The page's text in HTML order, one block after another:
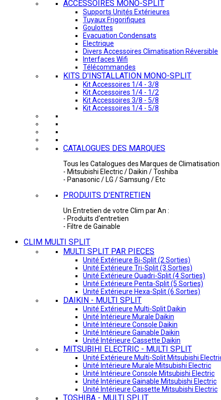
ACCESSOIRES MONO-SPLIT
Supports Unités Extérieures
Tuyaux Frigorifiques
Goulottes
Evacuation Condensats
Electrique
Divers Accessoires Climatisation Réversible
Interfaces Wifi
Télécommandes
KITS D'INSTALLATION MONO-SPLIT
Kit Accessoires 1/4 - 3/8
Kit Accessoires 1/4 - 1/2
Kit Accessoires 3/8 - 5/8
Kit Accessoires 1/4 - 5/8
CATALOGUES DES MARQUES
Tous les Catalogues des Marques de Climatisation
- Mitsubishi Electric / Daikin / Toshiba
- Panasonic / LG / Samsung / Etc
PRODUITS D'ENTRETIEN
Un Entretien de votre Clim par An :
- Produits d'entretien
- Filtre de Gainable
CLIM MULTI SPLIT
MULTI SPLIT PAR PIECES
Unité Extérieure Bi-Split (2 Sorties)
Unité Extérieure Tri-Split (3 Sorties)
Unité Extérieure Quadri-Split (4 Sorties)
Unité Extérieure Penta-Split (5 Sorties)
Unité Extérieure Hexa-Split (6 Sorties)
DAIKIN - MULTI SPLIT
Unité Extérieure Multi-Split Daikin
Unité Intérieure Murale Daikin
Unité Intérieure Console Daikin
Unité Intérieure Gainable Daikin
Unité Intérieure Cassette Daikin
MITSUBIHI ELECTRIC - MULTI SPLIT
Unité Extérieure Multi-Split Mitsubishi
Unité Intérieure Murale Mitsubishi Electric
Unité Intérieure Console Mitsubishi Electric
Unité Intérieure Gainable Mitsubishi Electric
Unité Intérieure Cassette Mitsubishi Electric
TOSHIBA - MULTI SPLIT